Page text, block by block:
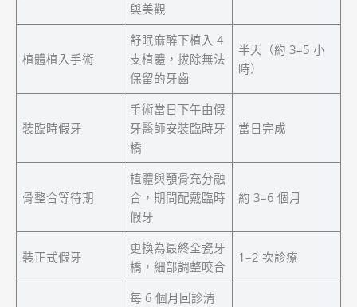
與美觀
植體植入手術
舒眠麻醉下植入 4
支植體，拔除無法
保留的牙齒
半天（約 3–5 小
時）
裝臨時假牙
手術當日下午由假
牙醫師安裝臨時牙
橋
當日完成
骨整合等待期
植體與顎骨充分融
合，期間配戴臨時
假牙
約 3–6 個月
裝正式假牙
更換為最終全瓷牙
橋，細部調整咬合
1–2 次診療
每 6 個月回診清